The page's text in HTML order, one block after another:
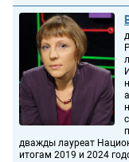
дважды лауреат
итогам 2019 и 2024